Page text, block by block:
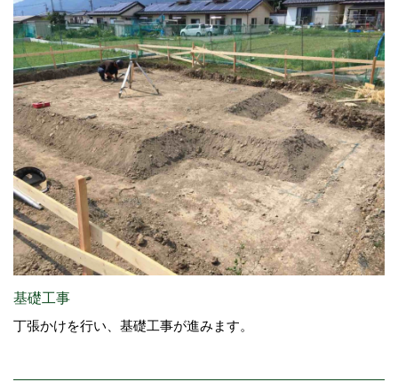
基礎工事
丁張かけを行い、基礎工事が進みます。